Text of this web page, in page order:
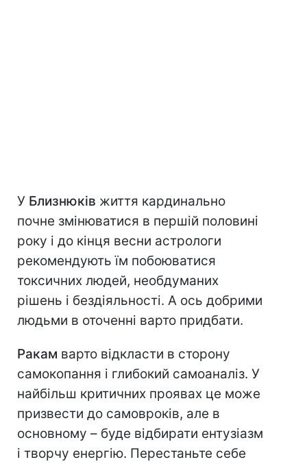
У Близнюків життя кардинально
почне змінюватися в першій половині
року і до кінця весни астрологи
рекомендують їм побоюватися
токсичних людей, необдуманих
рішень і бездіяльності. А ось добрими
людьми в оточенні варто придбати.
Ракам варто відкласти в сторону
самокопання і глибокий самоаналіз. У
найбільш критичних проявах це може
призвести до самовроків, але в
основному – буде відбирати ентузіазм
і творчу енергію. Перестаньте себе